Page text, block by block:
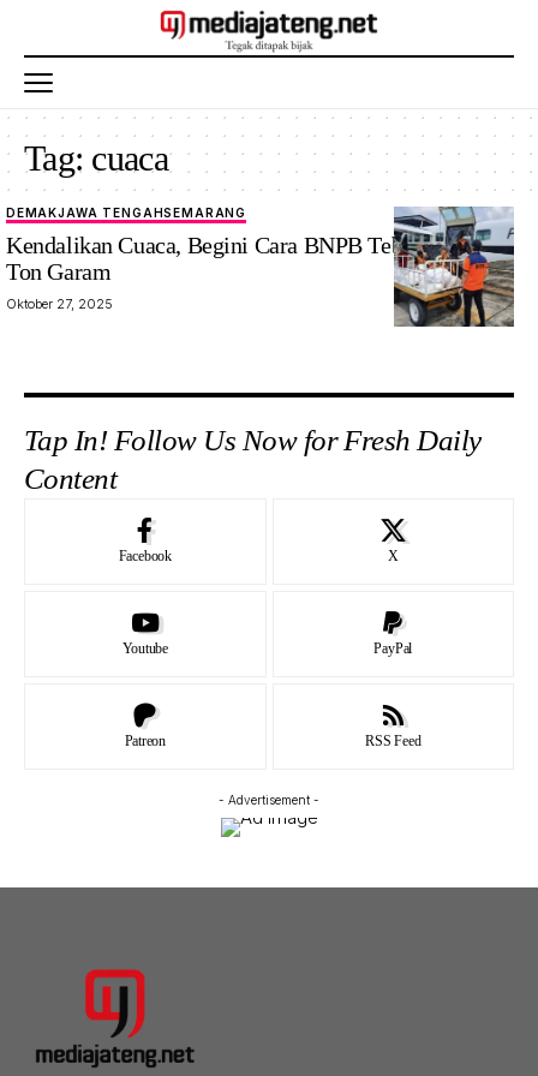
Tag: cuaca
DEMAKJAWA TENGAHSEMARANG
Kendalikan Cuaca, Begini Cara BNPB Tebar Sepuluh
Ton Garam
Oktober 27, 2025
Tap In! Follow Us Now for Fresh Daily
Content
Facebook X
Youtube PayPal
Patreon RSS Feed
- Advertisement -